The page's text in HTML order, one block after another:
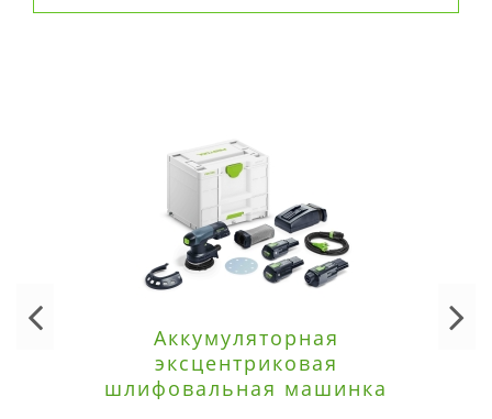
Аккумуляторная
эксцентриковая
шлифовальная машинка